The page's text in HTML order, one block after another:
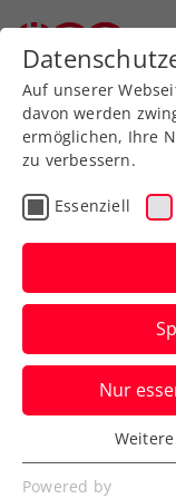
Zurück zur
Turniere
NÖ
EVN:
weiter
Lukas
Oberleitner,
sind beim
Auf unserer
davon werden
ermöglichen, Ihre
zu verbessern.
Essenziell
Nur
Essenziell
Essenzielle
Powered by